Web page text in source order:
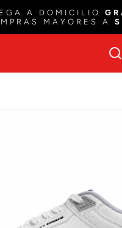
A DOMICILIO
MAYORES A